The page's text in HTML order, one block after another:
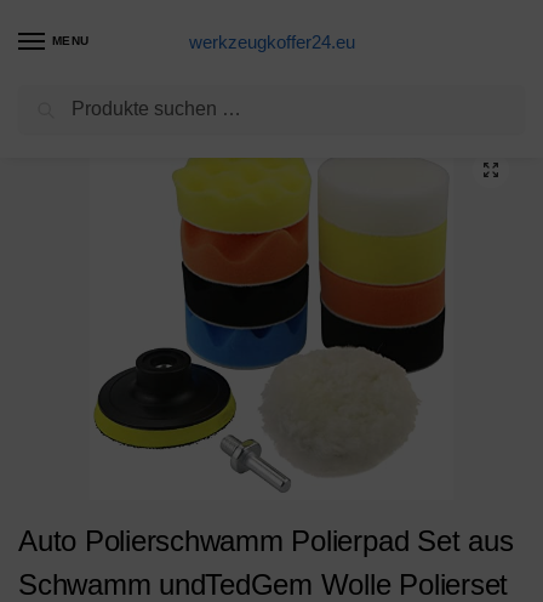
MENU werkzeugkoffer24.eu
Eine Alternative Auto Polierschwamm Polierpad Set aus Schwamm undTedGem Wolle Polierset Polierteller für Poliermaschine Polierfell Bohrer Adapter Polierhaub Polierauflage -Kit für Auto Polierer Packung von 8 Stück
Auto Polierschwamm Polierpad Set aus
Schwamm undTedGem Wolle Polierset